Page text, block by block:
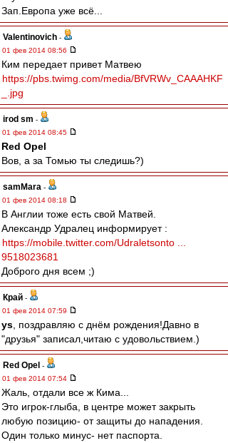
Зап.Европа уже всё...
Valentinovich -
01 фев 2014 08:56
Ким передает привет Матвею
https://pbs.twimg.com/media/BfVRWv_CAAAHKF
_.jpg
irod sm -
01 фев 2014 08:45
Red Opel
Вов, а за Томью ты следишь?)
samMara -
01 фев 2014 08:18
В Англии тоже есть свой Матвей.
Александр Удралец информирует :
https://mobile.twitter.com/Udraletsonto ...
9518023681
Доброго дня всем ;)
Край -
01 фев 2014 07:59
ys , поздравляю с днём рождения!Давно в
"друзья" записал,читаю с удовольствием.)
Red Opel -
01 фев 2014 07:54
Жаль, отдали все ж Кима...
Это игрок-глыба, в центре может закрыть
любую позицию- от защиты до нападения.
Один только минус- нет паспорта.